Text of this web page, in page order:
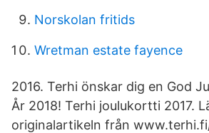
Norskolan fritids
Wretman estate fayence
2016. Terhi önskar dig en God
År 2018! Terhi joulukortti 2017.
originalartikeln från